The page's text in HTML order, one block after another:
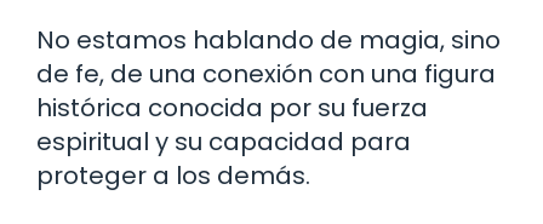
No estamos hablando de magia, sino
de fe, de una conexión con una figura
histórica conocida por su fuerza
espiritual y su capacidad para
proteger a los demás.